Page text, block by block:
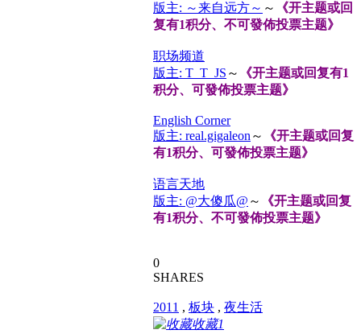
版主: ～来自远方～ ～
《开主题或回
复有1积分、不可發佈投票主题》
职场频道
版主: T_T_JS ～
《开主题或回复有1
积分、可發佈投票主题》
English Corner
版主: real.gigaleon ～
《开主题或回复
有1积分、可發佈投票主题》
语言天地
版主: @大傻瓜@ ～
《开主题或回复
有1积分、不可發佈投票主题》
0
SHARES
2011 , 板块 , 夜生活
收藏1